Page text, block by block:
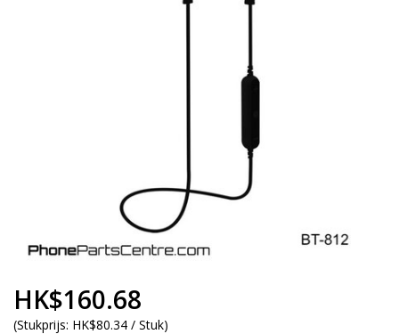
HK$160.68
(Stukprijs: HK$80.34 / Stuk)